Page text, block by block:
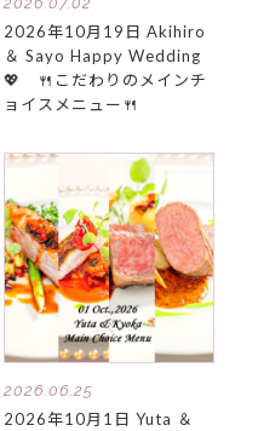
2026年10月19日 Akihiro
＆ Sayo Happy Wedding
💖 🍴こだわりのメインチ
ョイスメニュー🍴
2026.06.25
2026年10月1日 Yuta ＆